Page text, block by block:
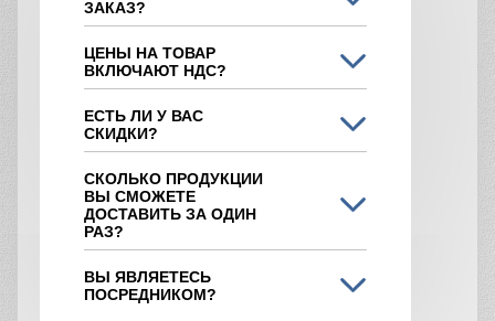
ЗАКАЗ?
ЦЕНЫ НА ТОВАР
ВКЛЮЧАЮТ НДС?
ЕСТЬ ЛИ У ВАС
СКИДКИ?
СКОЛЬКО ПРОДУКЦИИ
ВЫ СМОЖЕТЕ
ДОСТАВИТЬ ЗА ОДИН
РАЗ?
ВЫ ЯВЛЯЕТЕСЬ
ПОСРЕДНИКОМ?